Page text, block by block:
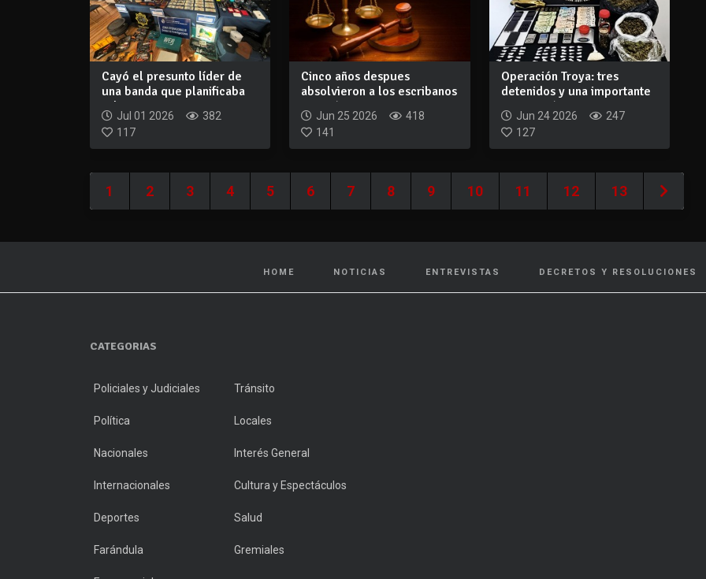
Cayó el presunto líder de
una banda que planificaba
robos en...
Jul 01 2026
382
117
Cinco años despues
absolvieron a los escribanos
De León, Nie...
Jun 25 2026
418
141
Operación Troya: tres
detenidos y una importante
incautación...
Jun 24 2026
247
127
1 2 3 4 5 6 7 8 9 10 11 12 13
HOME NOTICIAS ENTREVISTAS DECRETOS Y RESOLUCIONES
CATEGORIAS
Policiales y Judiciales Tránsito
Política Locales
Nacionales Interés General
Internacionales Cultura y Espectáculos
Deportes Salud
Farándula Gremiales